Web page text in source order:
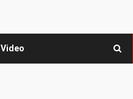
Video